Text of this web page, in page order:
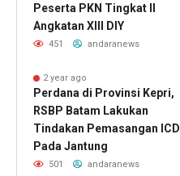
Peserta PKN Tingkat II
Angkatan XIII DIY
451 andaranews
2 year ago
Perdana di Provinsi Kepri,
RSBP Batam Lakukan
Tindakan Pemasangan ICD
Pada Jantung
501 andaranews